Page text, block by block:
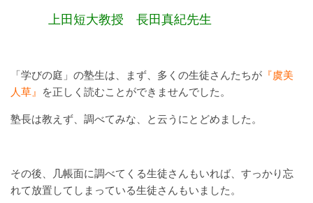
上田短大教授 長田真紀先生
「学びの庭」の塾生は、まず、多くの生徒さんたちが 『虞美
人草』
を正しく読むことができませんでした。
塾長は教えず、調べてみな、と云うにとどめました。
その後、几帳面に調べてくる生徒さんもいれば、すっかり忘
れて放置してしまっている生徒さんもいました。